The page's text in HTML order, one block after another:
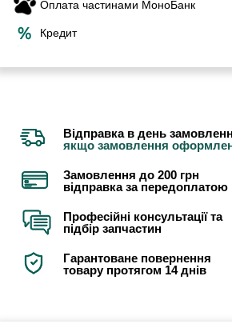
Оплата частинами МоноБанк
Кредит
Відправка в день
якщо замовлення
Замовлення до 200 грн
відправка за передоплатою
Професійні консультації та
підбір запчастин
Гарантоване повернення
товару протягом 14 днів